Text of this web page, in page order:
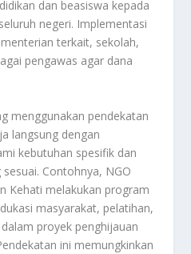
dan beasiswa kepada
negeri. Implementasi
terkait, sekolah,
pengawas agar dana
menggunakan pendekatan
langsung dengan
kebutuhan spesifik dan
Contohnya, NGO
Kehati melakukan program
masyarakat, pelatihan,
proyek penghijauan
ini memungkinkan